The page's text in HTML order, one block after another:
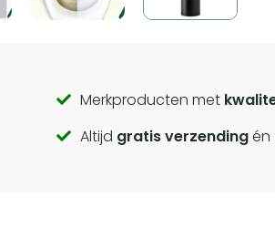
Call
to
Merkproducten met
Altijd gratis verzendingén